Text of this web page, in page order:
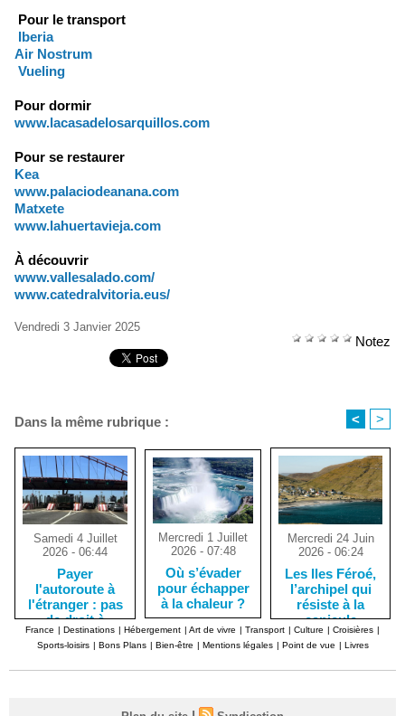
Pour le transport
Iberia
Air Nostrum
Vueling
Pour dormir
www.lacasadelosarquillos.com
Pour se restaurer
Kea
www.palaciodeanana.com
Matxete
www.lahuertavieja.com
À découvrir
www.vallesalado.com/
www.catedralvitoria.eus/
Vendredi 3 Janvier 2025
Notez
Dans la même rubrique : < >
Samedi 4 Juillet
2026 - 06:44
Payer
l'autoroute à
l'étranger : pas
de droit à
l'erreur !
Mercredi 1 Juillet
2026 - 07:48
Où s’évader
pour échapper
à la chaleur ?
Mercredi 24 Juin
2026 - 06:24
Les Iles Féroé,
l’archipel qui
résiste à la
canicule
France | Destinations | Hébergement | Art de vivre | Transport | Culture | Croisières |
Sports-loisirs | Bons Plans | Bien-être | Mentions légales | Point de vue | Livres